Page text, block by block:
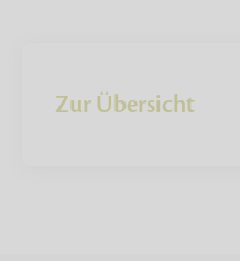
Zur Übersicht